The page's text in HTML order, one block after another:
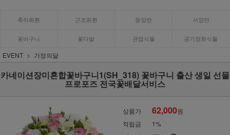
축하화환 근조화환 동양란 서양란
꽃바구니 꽃다발 관엽식물 공기정화식물
EVENT 가정의달
카네이션장미혼합꽃바구니1(SH_318) 꽃바구니 출산 생일 선물
프로포즈 전국꽃배달서비스
상품가 62,000원
적립금
1%